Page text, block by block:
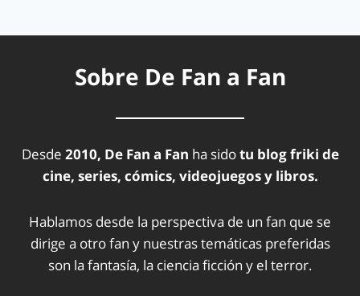
Sobre De Fan a Fan
Desde 2010, De Fan a Fan ha sidotu blog friki de
cine, series, cómics, videojuegos y libros.
Hablamos desde la perspectiva de un fan que se
dirige a otro fan y nuestras temáticas preferidas
son la fantasía, la ciencia ficción y el terror.